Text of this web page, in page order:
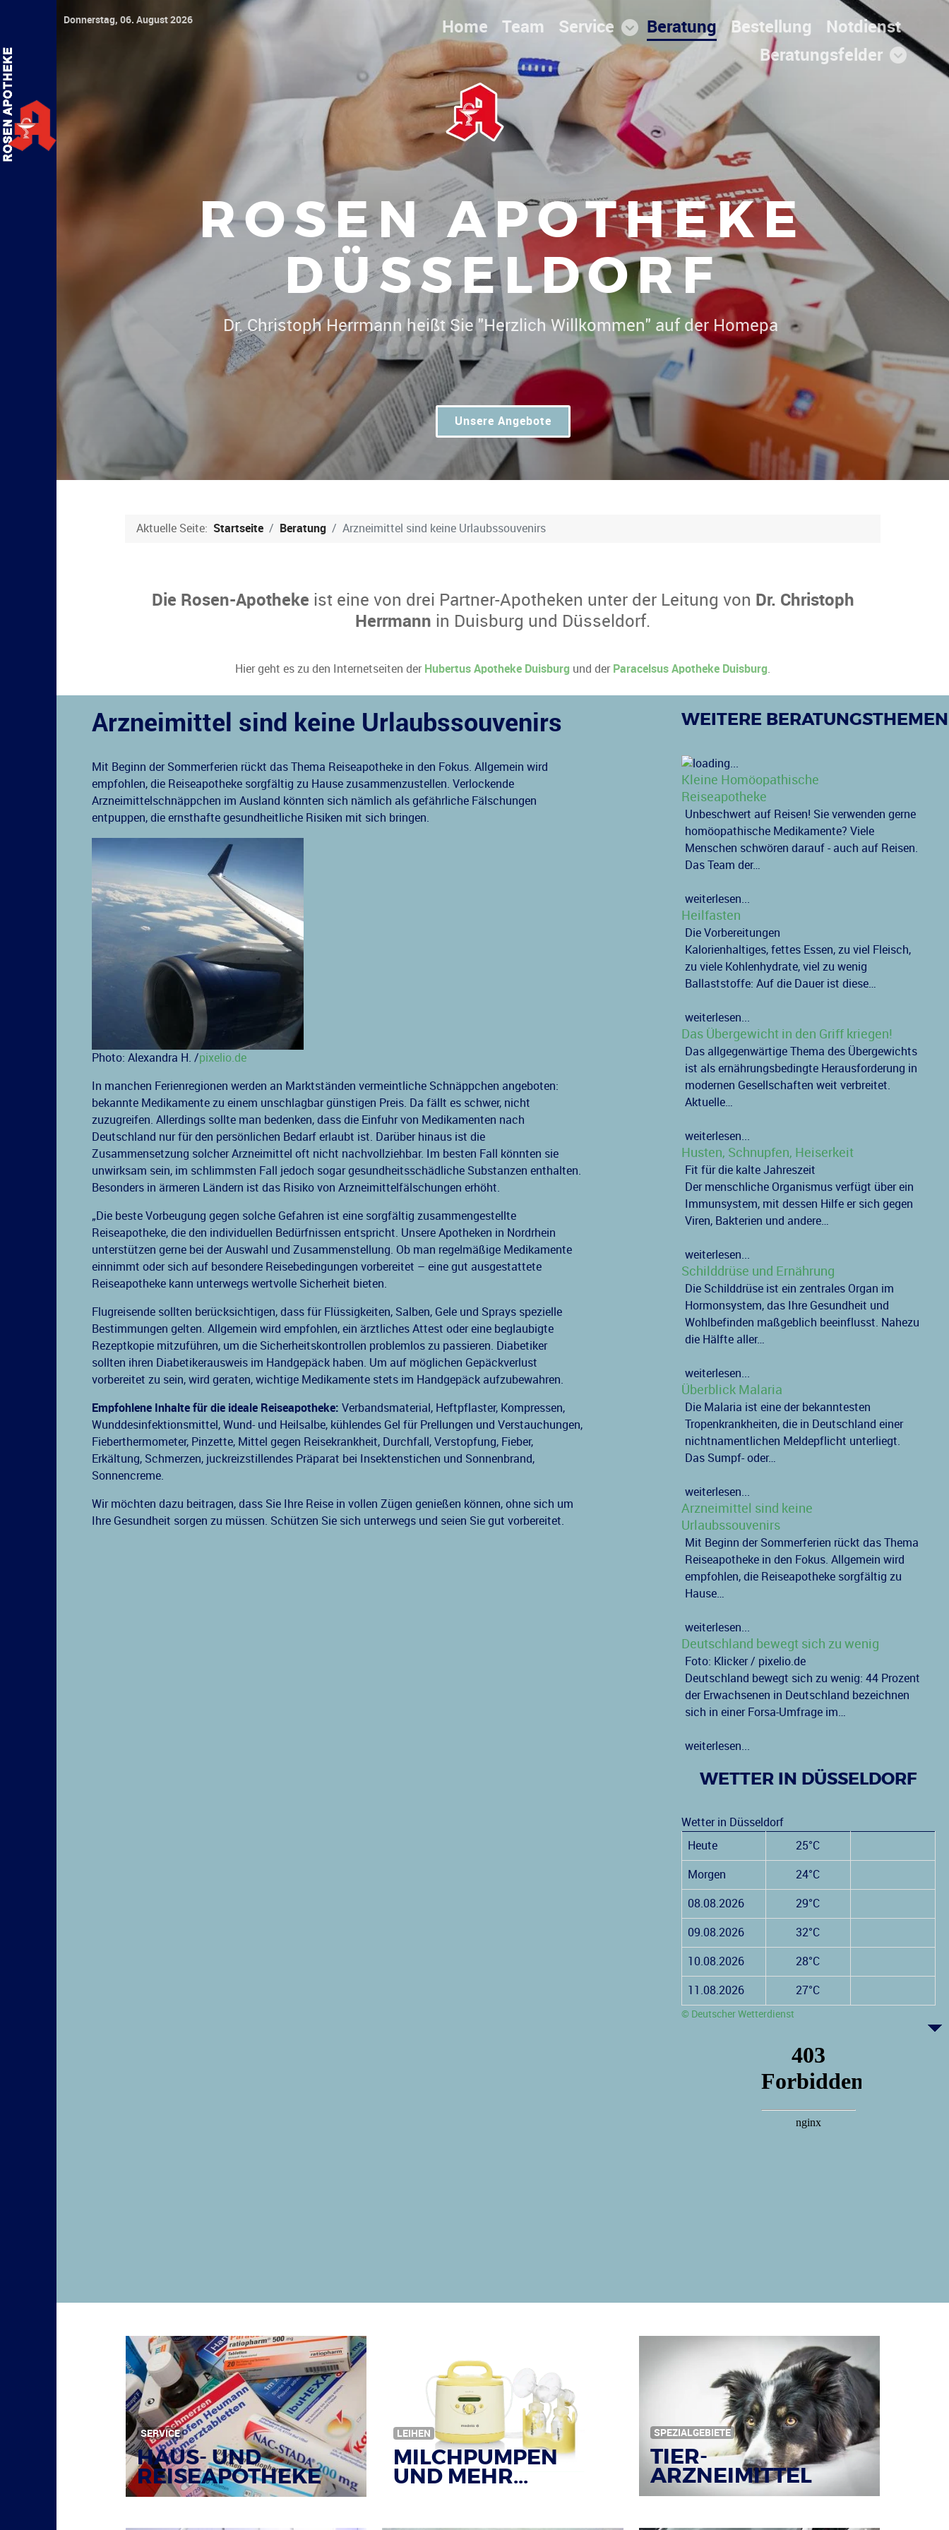
Donnerstag, 06. August 2026 Home Team Service Beratung Bestellung
Notdienst
Beratungsfelder
ROSEN APOTHEKE
DÜSSELDORF
Dr. Christop|
Unsere Angebote
Aktuelle Seite: Startseite Beratung Arzneimittel sind keine Urlaubssouvenirs
Die Rosen-Apotheke ist eine von drei Partner-Apotheken unter der Leitung von Dr. Christoph
Herrmann in Duisburg und Düsseldorf.
Hier geht es zu den Internetseiten der Hubertus Apotheke Duisburg und der Paracelsus Apotheke Duisburg.
Arzneimittel sind keine Urlaubssouvenirs
Mit Beginn der Sommerferien rückt das Thema Reiseapotheke in den Fokus. Allgemein wird
empfohlen, die Reiseapotheke sorgfältig zu Hause zusammenzustellen. Verlockende
Arzneimittelschnäppchen im Ausland könnten sich nämlich als gefährliche Fälschungen
entpuppen, die ernsthafte gesundheitliche Risiken mit sich bringen.
Photo: Alexandra H. /pixelio.de
In manchen Ferienregionen werden an Marktständen vermeintliche Schnäppchen angeboten:
bekannte Medikamente zu einem unschlagbar günstigen Preis. Da fällt es schwer, nicht
zuzugreifen. Allerdings sollte man bedenken, dass die Einfuhr von Medikamenten nach
Deutschland nur für den persönlichen Bedarf erlaubt ist. Darüber hinaus ist die
Zusammensetzung solcher Arzneimittel oft nicht nachvollziehbar. Im besten Fall könnten sie
unwirksam sein, im schlimmsten Fall jedoch sogar gesundheitsschädliche Substanzen enthalten.
Besonders in ärmeren Ländern ist das Risiko von Arzneimittelfälschungen erhöht.
„Die beste Vorbeugung gegen solche Gefahren ist eine sorgfältig zusammengestellte
Reiseapotheke, die den individuellen Bedürfnissen entspricht. Unsere Apotheken in Nordrhein
unterstützen gerne bei der Auswahl und Zusammenstellung. Ob man regelmäßige Medikamente
einnimmt oder sich auf besondere Reisebedingungen vorbereitet – eine gut ausgestattete
Reiseapotheke kann unterwegs wertvolle Sicherheit bieten.
Flugreisende sollten berücksichtigen, dass für Flüssigkeiten, Salben, Gele und Sprays spezielle
Bestimmungen gelten. Allgemein wird empfohlen, ein ärztliches Attest oder eine beglaubigte
Rezeptkopie mitzuführen, um die Sicherheitskontrollen problemlos zu passieren. Diabetiker
sollten ihren Diabetikerausweis im Handgepäck haben. Um auf möglichen Gepäckverlust
vorbereitet zu sein, wird geraten, wichtige Medikamente stets im Handgepäck aufzubewahren.
Empfohlene Inhalte für die ideale Reiseapotheke: Verbandsmaterial, Heftpflaster, Kompressen,
Wunddesinfektionsmittel, Wund- und Heilsalbe, kühlendes Gel für Prellungen und Verstauchungen,
Fieberthermometer, Pinzette, Mittel gegen Reisekrankheit, Durchfall, Verstopfung, Fieber,
Erkältung, Schmerzen, juckreizstillendes Präparat bei Insektenstichen und Sonnenbrand,
Sonnencreme.
Wir möchten dazu beitragen, dass Sie Ihre Reise in vollen Zügen genießen können, ohne sich um
Ihre Gesundheit sorgen zu müssen. Schützen Sie sich unterwegs und seien Sie gut vorbereitet.
WEITERE BERATUNGSTHEMEN
Kleine Homöopathische
Reiseapotheke
Unbeschwert auf Reisen! Sie verwenden gerne
homöopathische Medikamente? Viele
Menschen schwören darauf - auch auf Reisen.
Das Team der…
weiterlesen...
Heilfasten
Die Vorbereitungen
Kalorienhaltiges, fettes Essen, zu viel Fleisch,
zu viele Kohlenhydrate, viel zu wenig
Ballaststoffe: Auf die Dauer ist diese…
weiterlesen...
Das Übergewicht in den Griff kriegen!
Das allgegenwärtige Thema des Übergewichts
ist als ernährungsbedingte Herausforderung in
modernen Gesellschaften weit verbreitet.
Aktuelle…
weiterlesen...
Husten, Schnupfen, Heiserkeit
Fit für die kalte Jahreszeit
Der menschliche Organismus verfügt über ein
Immunsystem, mit dessen Hilfe er sich gegen
Viren, Bakterien und andere…
weiterlesen...
Schilddrüse und Ernährung
Die Schilddrüse ist ein zentrales Organ im
Hormonsystem, das Ihre Gesundheit und
Wohlbefinden maßgeblich beeinflusst. Nahezu
die Hälfte aller…
weiterlesen...
Überblick Malaria
Die Malaria ist eine der bekanntesten
Tropenkrankheiten, die in Deutschland einer
nichtnamentlichen Meldepflicht unterliegt.
Das Sumpf- oder…
weiterlesen...
Arzneimittel sind keine
Urlaubssouvenirs
Mit Beginn der Sommerferien rückt das Thema
Reiseapotheke in den Fokus. Allgemein wird
empfohlen, die Reiseapotheke sorgfältig zu
Hause…
weiterlesen...
Deutschland bewegt sich zu wenig
Foto: Klicker / pixelio.de
Deutschland bewegt sich zu wenig: 44 Prozent
der Erwachsenen in Deutschland bezeichnen
sich in einer Forsa-Umfrage im…
weiterlesen...
WETTER IN DÜSSELDORF
Wetter in Düsseldorf
Heute
25°C
Morgen 24°C
08.08.2026 29°C
09.08.2026 32°C
10.08.2026 28°C
11.08.2026 27°C
© Deutscher Wetterdienst
SERVICE
HAUS- UND
REISEAPOTHEKE
LEIHEN
MILCHPUMPEN
UND MEHR...
SPEZIALGEBIETE
TIER-
ARZNEIMITTEL